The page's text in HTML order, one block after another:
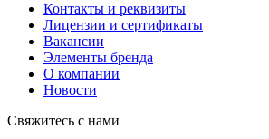
Контакты и реквизиты
Лицензии и сертификаты
Вакансии
Элементы бренда
О компании
Новости
Свяжитесь с нами